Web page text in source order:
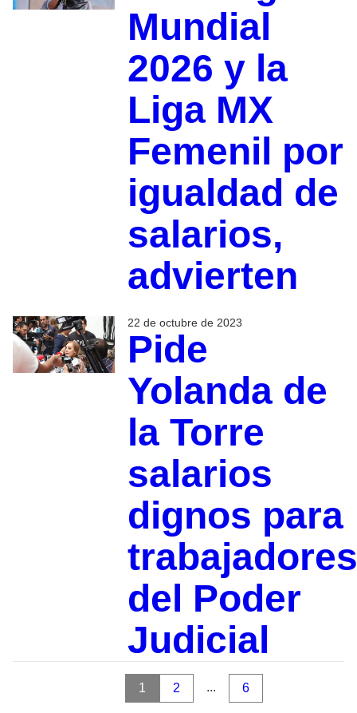
Mundial
2026 y la
Liga MX
Femenil por
igualdad de
salarios,
advierten
22 de octubre de 2023
Pide
Yolanda de
la Torre
salarios
dignos para
trabajadores
del Poder
Judicial
1 2 ... 6